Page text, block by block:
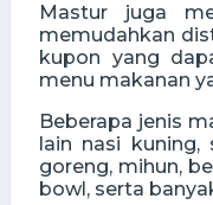
Mastur juga
memudahkan
kupon yang
menu makanan
Beberapa jenis
lain nasi kuning,
goreng, mihun,
bowl, serta